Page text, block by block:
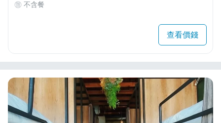
不含餐
查看價錢